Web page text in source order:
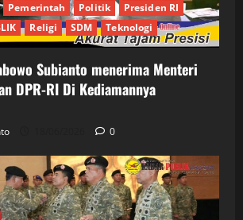
Pemerintah Politik
Presiden RI
Religi SDM Teknologi
Subianto menerima Menteri
DPR-RI Di Kediamannya
0